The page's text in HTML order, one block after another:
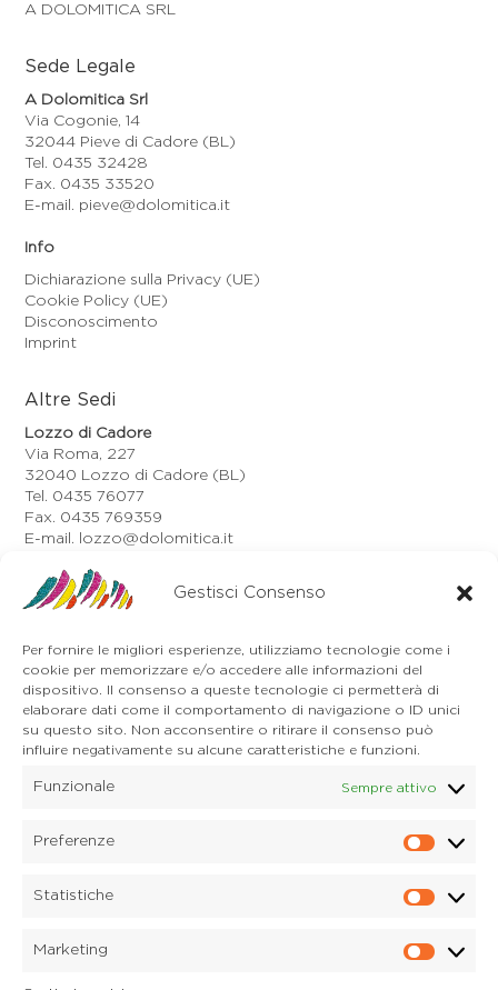
Gestisci Consenso
Per fornire le migliori esperienze, utilizziamo tecnologie come i
cookie per memorizzare e/o accedere alle informazioni del
dispositivo. Il consenso a queste tecnologie ci permetterà di
elaborare dati come il comportamento di navigazione o ID unici
su questo sito. Non acconsentire o ritirare il consenso può
influire negativamente su alcune caratteristiche e funzioni.
Funzionale Sempre attivo
Preferenze
Statistiche
Marketing
A DOLOMITICA SRL
Sede Legale
A Dolomitica Srl
Via Cogonie, 14
32044 Pieve di Cadore (BL)
Tel. 0435 32428
Fax. 0435 33520
E-mail. pieve@dolomitica.it
Info
Dichiarazione sulla Privacy (UE)
Cookie Policy (UE)
Disconoscimento
Imprint
Altre Sedi
Lozzo di Cadore
Via Roma, 227
32040 Lozzo di Cadore (BL)
Tel. 0435 76077
Fax. 0435 769359
E-mail. lozzo@dolomitica.it
Auronzo di Cadore
Via Unione, 21/B
32041 Auronzo di Cadore (BL)
E-mail. auronzo@dolomitica.it
Cortina d'Ampezzo
32043 Cortina d'Ampezzo (BL)
Tel. 0436 4127
E-mail. pieve@dolomitica.it
S. Stefano di Cadore
32045 S. Stefano di Cadore - Comelico (BL)
32040 Candide di Comelico Superiore (BL)